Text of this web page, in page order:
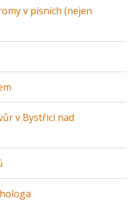
v písních (nejen
v Bystřici nad